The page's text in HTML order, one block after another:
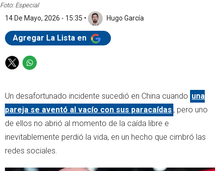
Foto: Especial
14 De Mayo, 2026 - 15:35 • Hugo García
Agregar La Lista en
T
t
t
e
r
W
t
s
a
p
p
Un desafortunado incidente sucedió en China cuando una
pareja se aventó al vacío con sus paracaídas , pero uno
de ellos no abrió al momento de la caída libre e
inevitablemente perdió la vida, en un hecho que cimbró las
redes sociales.